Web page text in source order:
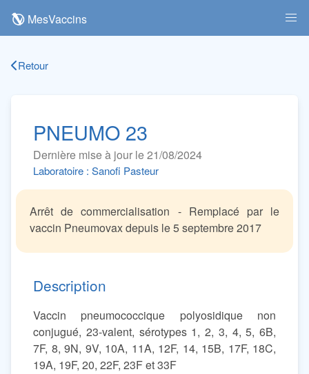
MesVaccins
Retour
PNEUMO 23
Dernière mise à jour le 21/08/2024
Laboratoire : Sanofi Pasteur
Arrêt de commercialisation - Remplacé par le
vaccin Pneumovax depuis le 5 septembre 2017
Description
Vaccin pneumococcique polyosidique non
conjugué, 23-valent, sérotypes 1, 2, 3, 4, 5, 6B,
7F, 8, 9N, 9V, 10A, 11A, 12F, 14, 15B, 17F, 18C,
19A, 19F, 20, 22F, 23F et 33F